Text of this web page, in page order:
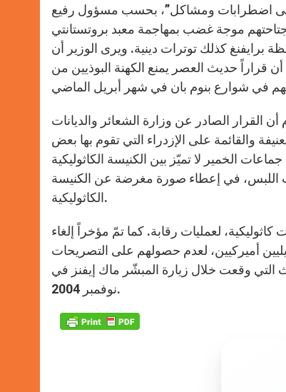
إلى اضطرابات ومشاكل”، بحسب مسؤول رفيع
2003، قام مؤمنون بوذيون اجتاحتهم موجة غضب بمهاجمة معبد بروتستانتي
مع الفييتنام. وفي العام 2004، شهدت محافظة برايفنغ كذلك توترات دينية. ويرى الوزير أن
قراراً حديث العصر يمنع الكهنة البوذيين من
القرار الصادر عن وزارة الشعائر والديانات
والقائمة على الإزدراء التي تقوم بها بعض
الخمير لا تميّز بين الكنيسة الكاثوليكية
اللبس، في إعطاء صورة مغرضة عن الكنيسة
الكاثوليكية.
لعمليات رقابة. كما تمّ مؤخراً إلغاء
أميركيين، لعدم حصولهم على التصريحات
وقعت خلال زيارة المبشّر ماك إيفنز في
نوفمبر 2004.